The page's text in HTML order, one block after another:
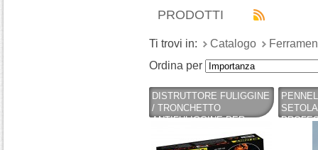
PRODOTTI
Ti trovi in: Catalogo
Ordina per
DISTRUTTORE FULIGGINE
/ TRONCHETTO
ANTIFULIGGINE PER
CAMINI 1200 GR - BLINKY -
BLINKY